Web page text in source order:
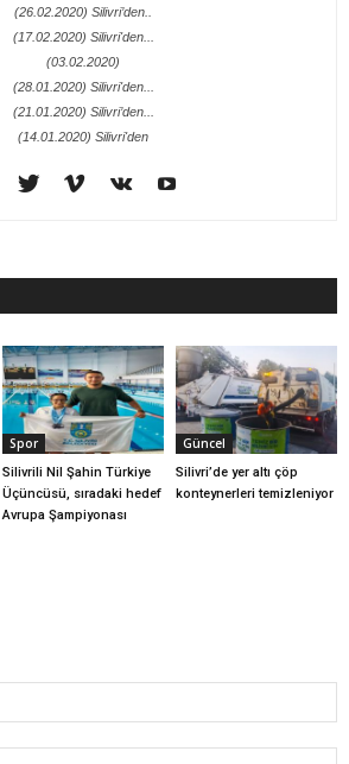
(26.02.2020) Silivri’den..
(17.02.2020) Silivri'den...
(03.02.2020)
(28.01.2020) Silivri'den...
(21.01.2020) Silivri’den...
(14.01.2020) Silivri'den
Spor
Silivrili Nil Şahin Türkiye
Üçüncüsü, sıradaki hedef
Avrupa Şampiyonası
Güncel
Silivri’de yer altı çöp
konteynerleri temizleniyor